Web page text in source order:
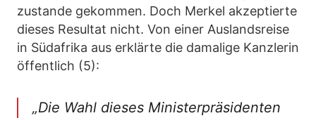
zustande gekommen. Doch Merkel akzeptierte
dieses Resultat nicht. Von einer Auslandsreise
in Südafrika aus erklärte die damalige Kanzlerin
öffentlich (5):
„Die Wahl dieses Ministerpräsidenten